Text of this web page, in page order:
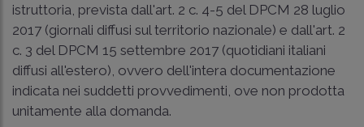
istruttoria, prevista dall'art. 2 c. 4-5 del DPCM 28 luglio
2017 (giornali diffusi sul territorio nazionale) e dall'art. 2
c. 3 del DPCM 15 settembre 2017 (quotidiani italiani
diffusi all'estero), ovvero dell'intera documentazione
indicata nei suddetti provvedimenti, ove non prodotta
unitamente alla domanda.